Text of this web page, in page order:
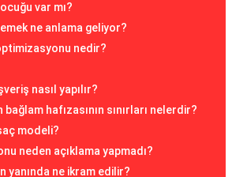
var mı?
ne anlama geliyor?
nedir?
nasıl yapılır?
hafızasının sınırları nelerdir?
modeli?
neden açıklama yapmadı?
yanında ne ikram edilir?